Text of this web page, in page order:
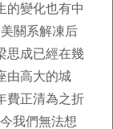
的變化也有中
關系解凍后
思成已經在幾
由高大的城
費正清為之折
我們無法想